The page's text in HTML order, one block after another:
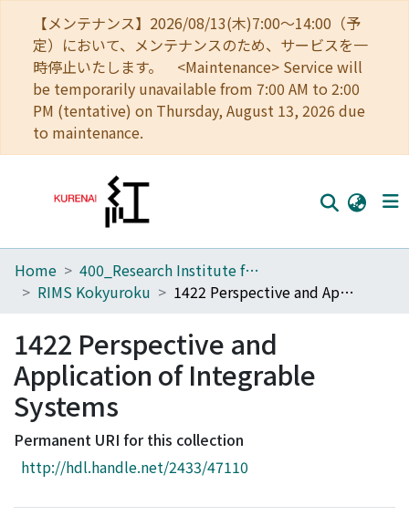
【メンテナンス】2026/08/13(木)7:00～14:00（予
定）において、メンテナンスのため、サービスを一
時停止いたします。 <Maintenance> Service will
be temporarily unavailable from 7:00 AM to 2:00
PM (tentative) on Thursday, August 13, 2026 due
to maintenance.
Home
Browse
Download Ranking
Access Statistics
Library Network
Home
400_Research Institute for Mathematical Sciences
RIMS Kokyuroku
1422 Perspective and Application of Integrable Systems
1422 Perspective and
Application of Integrable
Systems
Permanent URI for this collection
http://hdl.handle.net/2433/47110